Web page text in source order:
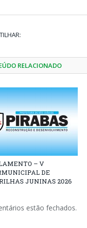
RELACIONADO
– V
DE
JUNINAS 2026
estão fechados.